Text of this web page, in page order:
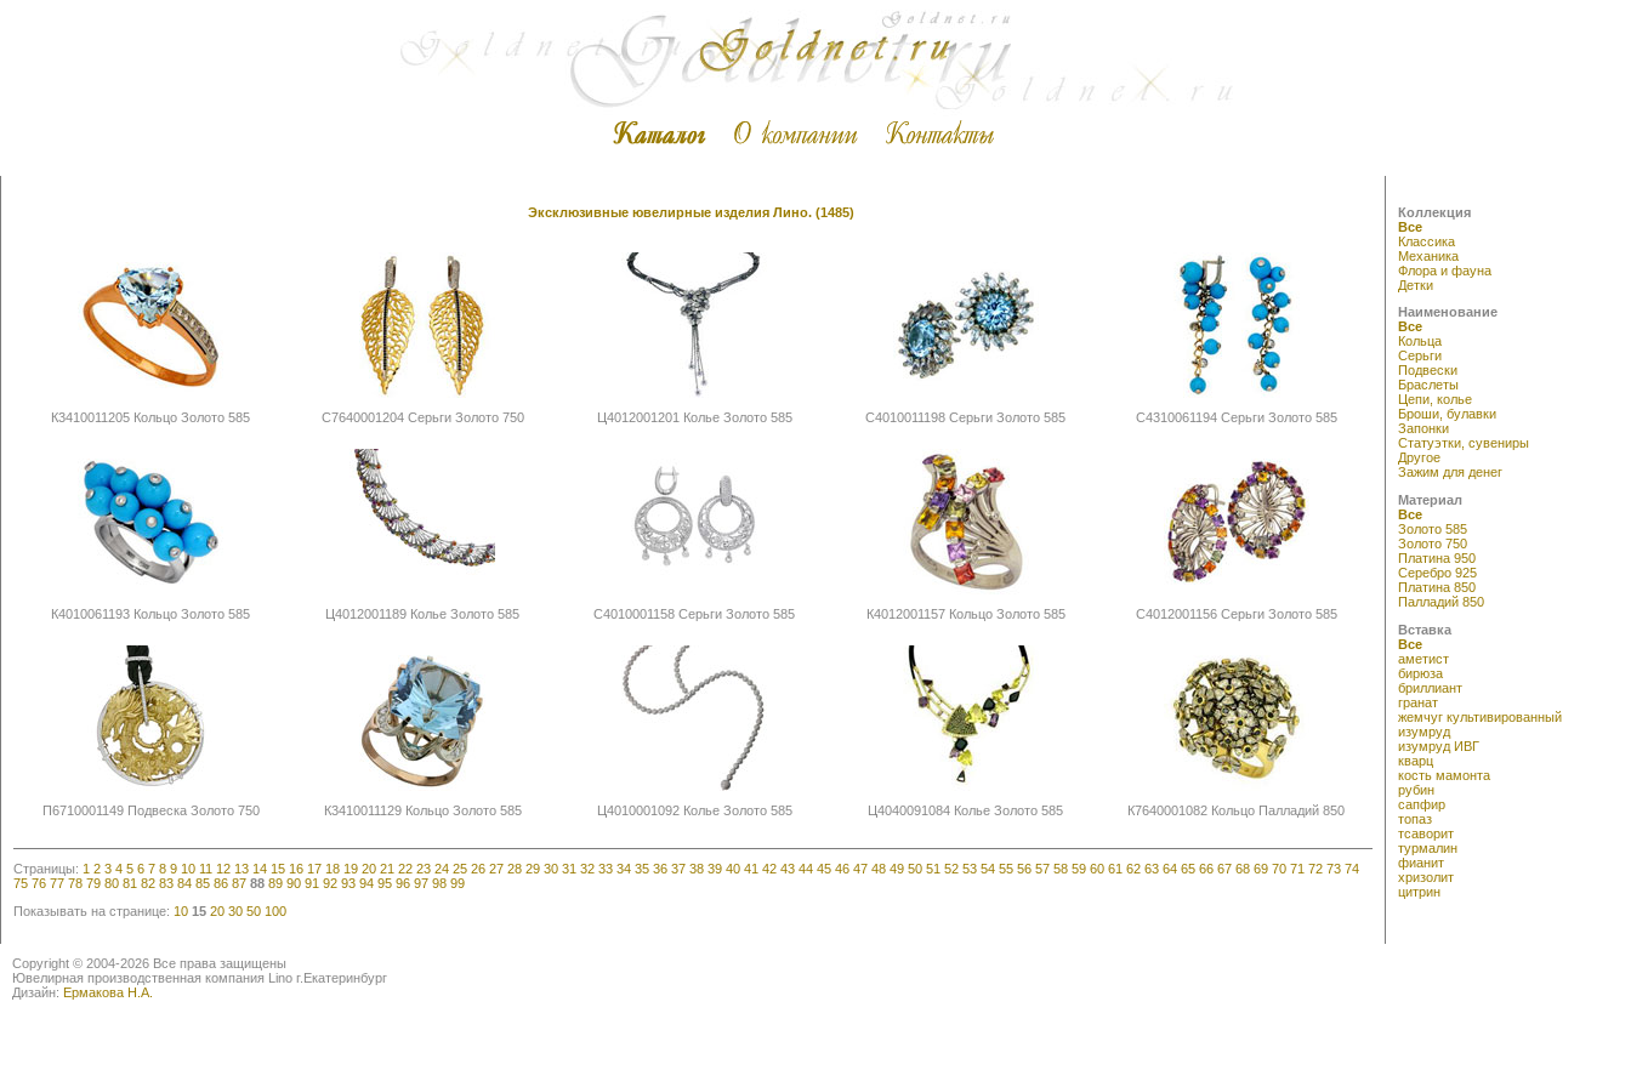
Эксклюзивные ювелирные изделия Лино. (1485)
К3410011205 Кольцо Золото 585 С7640001204 Серьги Золото 750 Ц4012001201 Колье Золото 585 С4010011198 Серьги Золото 585 С4310061194 Серьги Золото 585
К4010061193 Кольцо Золото 585 Ц4012001189 Колье Золото 585 С4010001158 Серьги Золото 585 К4012001157 Кольцо Золото 585 С4012001156 Серьги Золото 585
П6710001149 Подвеска Золото 750 К3410011129 Кольцо Золото 585 Ц4010001092 Колье Золото 585 Ц4040091084 Колье Золото 585 К7640001082 Кольцо Палладий 850
Страницы: 1 2 3 4 5 6 7 8 9 10 11 12 13 14 15 16 17 18 19 20 21 22 23 24 25 26 27 28 29 30 31 32 33 34 35 36 37 38 39 40 41 42 43 44 45 46 47 48 49 50 51 52 53 54 55 56 57 58 59 60 61 62 63 64 65 66 67 68 69 70 71 72 73 74
75 76 77 78 79 80 81 82 83 84 85 86 87 88 89 90 91 92 93 94 95 96 97 98 99
Показывать на странице: 10 15 20 30 50 100
Коллекция
Все
Классика
Механика
Флора и фауна
Детки
Наименование
Все
Кольца
Серьги
Подвески
Браслеты
Цепи, колье
Броши, булавки
Запонки
Статуэтки, сувениры
Другое
Зажим для денег
Материал
Все
Золото 585
Золото 750
Платина 950
Серебро 925
Платина 850
Палладий 850
Вставка
Все
аметист
бирюза
бриллиант
гранат
жемчуг культивированный
изумруд
изумруд ИВГ
кварц
кость мамонта
рубин
сапфир
топаз
тсаворит
турмалин
фианит
хризолит
цитрин
Copyright © 2004-2026 Все права защищены
Ювелирная производственная компания Lino г.Екатеринбург
Дизайн: Ермакова Н.А.